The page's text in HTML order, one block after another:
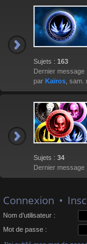
Sujets : 163
Dernier message :
par Kaïros ,
Sujets : 34
Dernier message :
Connexion •
Nom d’utilisateur :
Mot de passe :